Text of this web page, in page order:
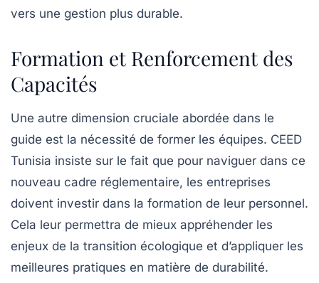
vers une gestion plus durable.
Formation et Renforcement des
Capacités
Une autre dimension cruciale abordée dans le
guide est la nécessité de former les équipes. CEED
Tunisia insiste sur le fait que pour naviguer dans ce
nouveau cadre réglementaire, les entreprises
doivent investir dans la formation de leur personnel.
Cela leur permettra de mieux appréhender les
enjeux de la transition écologique et d’appliquer les
meilleures pratiques en matière de durabilité.